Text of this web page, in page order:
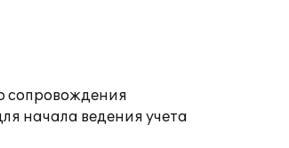
сопровождения
начала ведения учета